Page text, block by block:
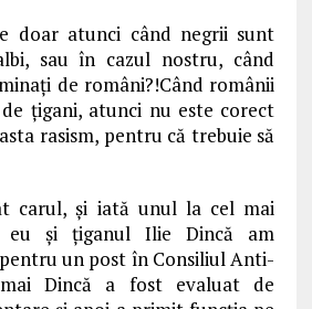
doar atunci când negrii sunt
sau în cazul nostru, când
de români?!Când românii
țigani, atunci nu este corect
rasism, pentru că trebuie să
carul, și iată unul la cel mai
eu și țiganul Ilie Dincă am
un post în Consiliul Anti-
Dincă a fost evaluat de